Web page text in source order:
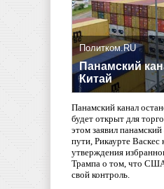
Политком.RU
Панамский
Китай
Панамский канал
будет открыт для
этом заявил
пути, Рикаурте
утверждения
Трампа о том, что
свой контроль.